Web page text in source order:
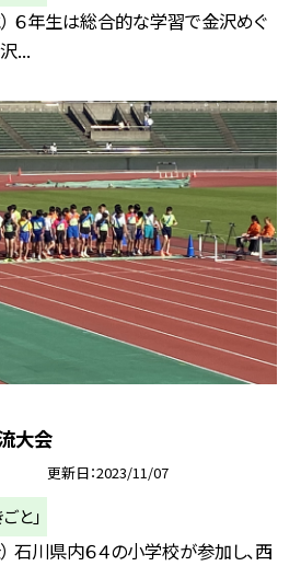
） ６年生は総合的な学習で金沢めぐ
...
大会
更新日 2023/11/07
と」
石川県内６４の小学校が参加し、西